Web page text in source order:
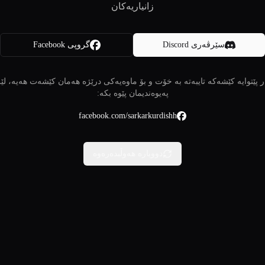
زانیاریەکان
سێرڤەری Discord گروپی Facebook
پێتوایە کێشەکە تایبەتە بە خۆت و بۆ ماوەیەکی درێژە هەمان کێشەت هەیە،
پەیوەندیمان پێوە بکە:
facebook.com/sarkarkurdishh